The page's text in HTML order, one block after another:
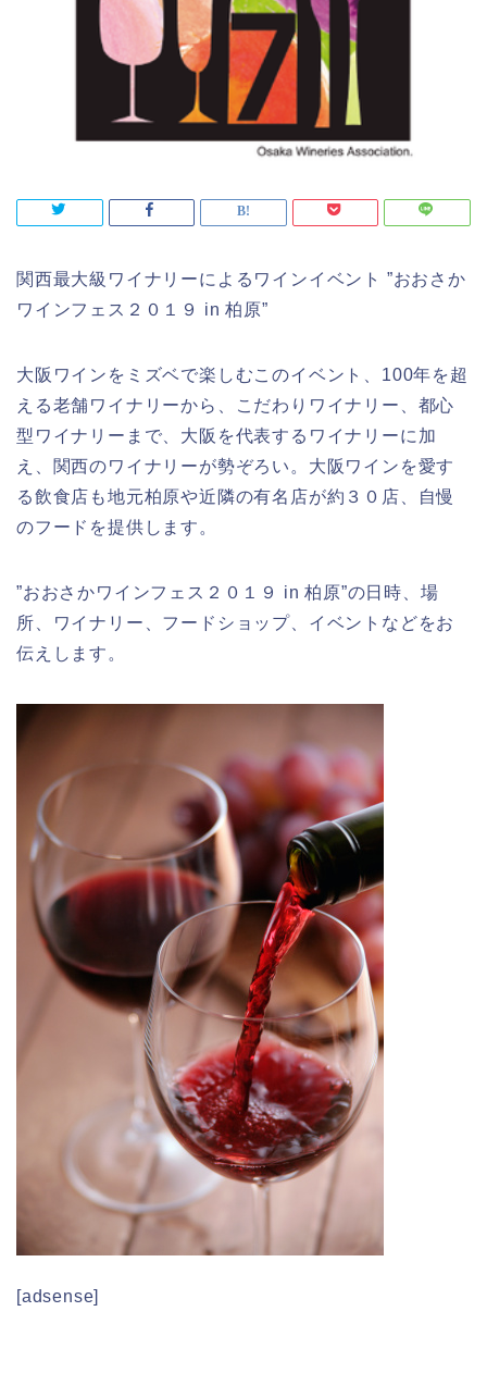
関西最大級ワイナリーによるワインイベント ”おおさか
ワインフェス２０１９ in 柏原”
大阪ワインをミズベで楽しむこのイベント、100年を超
える老舗ワイナリーから、こだわりワイナリー、都心
型ワイナリーまで、大阪を代表するワイナリーに加
え、関西のワイナリーが勢ぞろい。大阪ワインを愛す
る飲食店も地元柏原や近隣の有名店が約３０店、自慢
のフードを提供します。
”おおさかワインフェス２０１９ in 柏原”の日時、場
所、ワイナリー、フードショップ、イベントなどをお
伝えします。
[adsense]